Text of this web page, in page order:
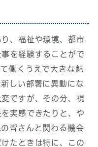
、福祉や環境、都市
を経験することがで
働くうえで大きな魅
しい部署に異動にな
ですが、その分、視
実感できたりと、や
皆さんと関わる機会
たときは特に、この